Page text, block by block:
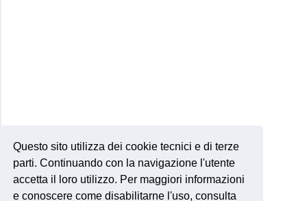
Questo sito utilizza dei cookie tecnici e di terze
parti. Continuando con la navigazione l'utente
accetta il loro utilizzo. Per maggiori informazioni
e conoscere come disabilitarne l'uso, consulta